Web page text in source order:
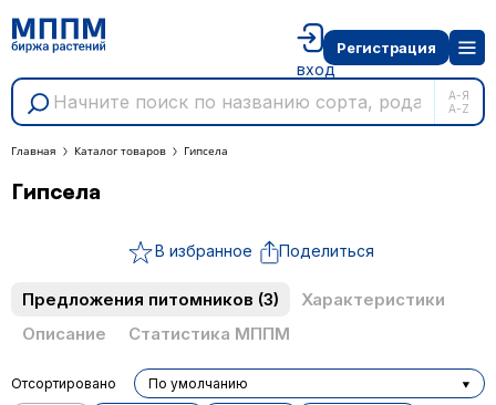
А-Я
A-Z
вход
Регистрация
Главная Каталог товаров Гипсела
Гипсела
В избранное Поделиться
Предложения питомников (3)
Характеристики
Описание
Статистика МППМ
Отсортировано По умолчанию